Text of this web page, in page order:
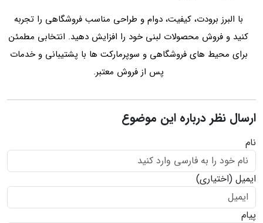
با البرز برودت، کیفیت، دوام و طراحی مناسب فروشگاهی را تجربه
کنید و فروش محصولات لبنی خود را افزایش دهید. انتخابی مطمئن
برای محیط‌ های فروشگاهی و سوپرمارکت‌ ها با پشتیبانی و خدمات
پس از فروش معتبر.
ارسال نظر درباره این موضوع
نام
ایمیل (اختیاری)
پیام